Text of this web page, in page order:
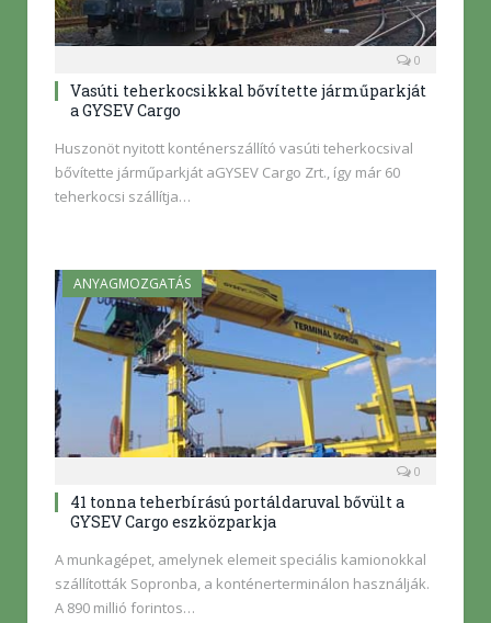
0
Vasúti teherkocsikkal bővítette járműparkját
a GYSEV Cargo
Huszonöt nyitott konténerszállító vasúti teherkocsival
bővítette járműparkját aGYSEV Cargo Zrt., így már 60
teherkocsi szállítja…
ANYAGMOZGATÁS
0
41 tonna teherbírású portáldaruval bővült a
GYSEV Cargo eszközparkja
A munkagépet, amelynek elemeit speciális kamionokkal
szállították Sopronba, a konténerterminálon használják.
A 890 millió forintos…